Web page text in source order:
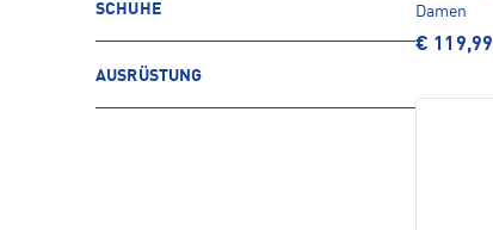
SCHUHE
AUSRÜSTUNG
Damen
€ 119,99